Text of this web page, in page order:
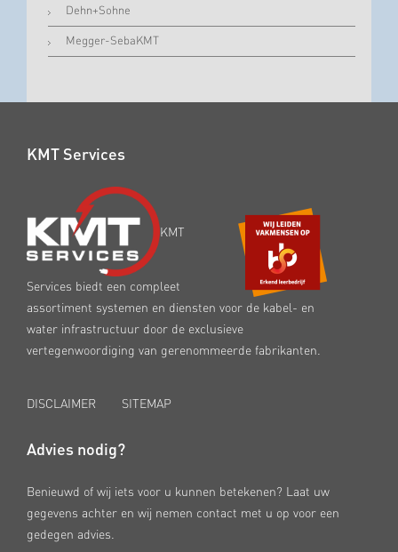
Dehn+Sohne
Megger-SebaKMT
KMT Services
KMT
Services biedt een compleet
assortiment systemen en diensten voor de kabel- en
water infrastructuur door de exclusieve
vertegenwoordiging van gerenommeerde fabrikanten.
DISCLAIMER SITEMAP
Advies nodig?
Benieuwd of wij iets voor u kunnen betekenen? Laat uw
gegevens achter en wij nemen contact met u op voor een
gedegen advies.